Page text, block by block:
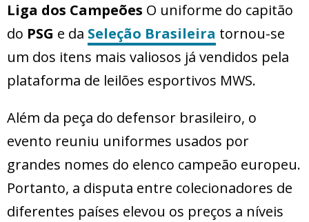
Liga dos Campeões O uniforme do capitão
do PSG e da Seleção Brasileira tornou-se
um dos itens mais valiosos já vendidos pela
plataforma de leilões esportivos MWS.
Além da peça do defensor brasileiro, o
evento reuniu uniformes usados por
grandes nomes do elenco campeão europeu.
Portanto, a disputa entre colecionadores de
diferentes países elevou os preços a níveis